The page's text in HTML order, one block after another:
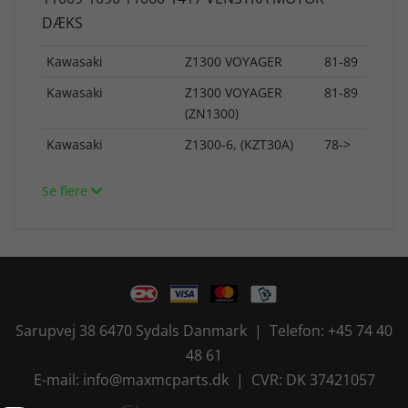
DÆKS
Kawasaki Z1300 VOYAGER
81-89
Kawasaki
Z1300 VOYAGER
(ZN1300)
81-89
Kawasaki Z1300-6, (KZT30A) 78->
Se flere
Sarupvej 38 6470 Sydals Danmark | Telefon: +45 74 40
48 61
E-mail: info@maxmcparts.dk | CVR: DK 37421057